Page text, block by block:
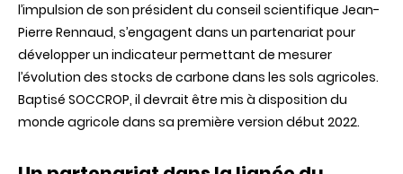
les
sols
l’impulsion de son président du conseil scientifique Jean-
Pierre Rennaud, s’engagent dans un partenariat pour
développer un indicateur permettant de mesurer
l’évolution des stocks de carbone dans les sols agricoles.
Baptisé SOCCROP, il devrait être mis à disposition du
monde agricole dans sa première version début 2022.